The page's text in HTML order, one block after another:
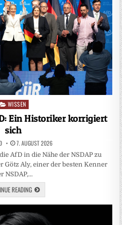
Posted
WISSEN
Ein Historiker korrigiert
sich
7. AUGUST 2026
AfD in die Nähe der NSDAP zu
Götz Aly, einer der besten Kenner
NSDAP,…
READING